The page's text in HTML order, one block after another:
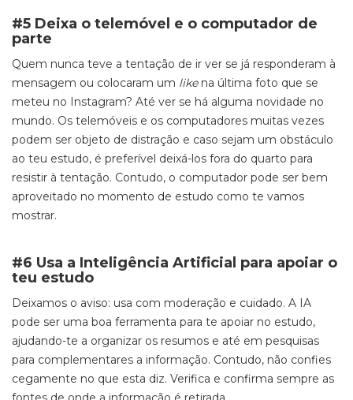
#5 Deixa o telemóvel e o computador de
parte
Quem nunca teve a tentação de ir ver se já responderam à
mensagem ou colocaram um likena última foto que se
meteu no Instagram? Até ver se há alguma novidade no
mundo. Os telemóveis e os computadores muitas vezes
podem ser objeto de distração e caso sejam um obstáculo
ao teu estudo, é preferível deixá-los fora do quarto para
resistir à tentação. Contudo, o computador pode ser bem
aproveitado no momento de estudo como te vamos
mostrar.
#6 Usa a Inteligência Artificial para apoiar o
teu estudo
Deixamos o aviso: usa com moderação e cuidado. A IA
pode ser uma boa ferramenta para te apoiar no estudo,
ajudando-te a organizar os resumos e até em pesquisas
para complementares a informação. Contudo, não confies
cegamente no que esta diz. Verifica e confirma sempre as